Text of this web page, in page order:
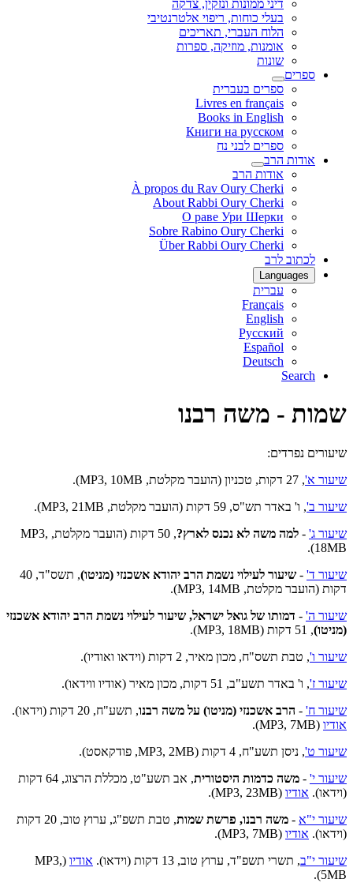
דיני ממונות ונזקין, צדקה
בעלי כוחות, ריפוי אלטרנטיבי
הלוח העברי, תאריכים
אומנות, מוזיקה, ספרות
שונות
ספרים
ספרים בעברית
Livres en français
Books in English
Книги на русском
ספרים לבני נח
אודות הרב
אודות הרב
À propos du Rav Oury Cherki
About Rabbi Oury Cherki
О раве Ури Шерки
Sobre Rabino Oury Cherki
Über Rabbi Oury Cherki
לכתוב לרב
Languages
עברית
Français
English
Русский
Español
Deutsch
Search
שמות - משה רבנו
שיעורים נפרדים:
שיעור א', 27 דקות, טכניון (הועבר מקלטת, MP3, 10MB).
שיעור ב', ו' באדר תש"ס, 59 דקות (הועבר מקלטת, MP3, 21MB).
שיעור ג' - למה משה לא נכנס לארץ?
, 50 דקות (הועבר מקלטת, MP3,
18MB).
שיעור ד' - שיעור לעילוי נשמת הרב יהודא אשכנזי (מניטו)
, תשס"ד, 40
דקות (הועבר מקלטת, MP3, 14MB).
שיעור ה' - דמותו של גואל ישראל, שיעור לעילוי נשמת הרב יהודא אשכנזי
(מניטו), 51 דקות (MP3, 18MB).
שיעור ו', טבת תשס"ח, מכון מאיר, 2 דקות (וידאו ואודיו).
שיעור ז', ו' באדר תשע"ב, 51 דקות, מכון מאיר (אודיו ווידאו).
שיעור ח' - הרב אשכנזי (מניטו) על משה רבנו, תשע"ח, 20 דקות (וידאו).
אודיו (MP3, 7MB).
שיעור ט', ניסן תשע"ח, 4 דקות (MP3, 2MB, פודקאסט).
שיעור י' - משה כדמות היסטורית
, אב תשע"ט, מכללת הרצוג, 64 דקות
(וידאו). אודיו (MP3, 23MB).
שיעור י"א - משה רבנו, פרשת שמות
, טבת תשפ"ג, ערוץ טוב, 20 דקות
(וידאו). אודיו (MP3, 7MB).
שיעור י"ב, תשרי תשפ"ד, ערוץ טוב, 13 דקות (וידאו). אודיו (MP3,
5MB).